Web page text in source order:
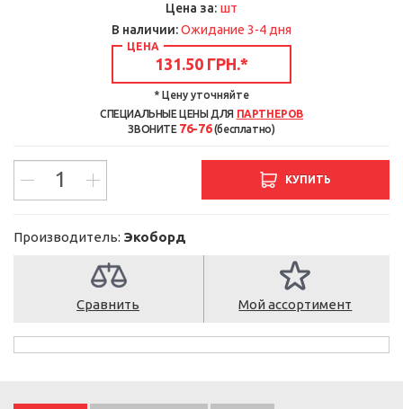
Цена за: шт
В наличии:Ожидание 3-4 дня
ЦЕНА
131.50 ГРН.*
* Цену уточняйте
СПЕЦИАЛЬНЫЕ ЦЕНЫ ДЛЯ ПАРТНЕРОВ
ЗВОНИТЕ 76-76(бесплатно)
КУПИТЬ
Производитель: Экоборд
Сравнить Мой ассортимент